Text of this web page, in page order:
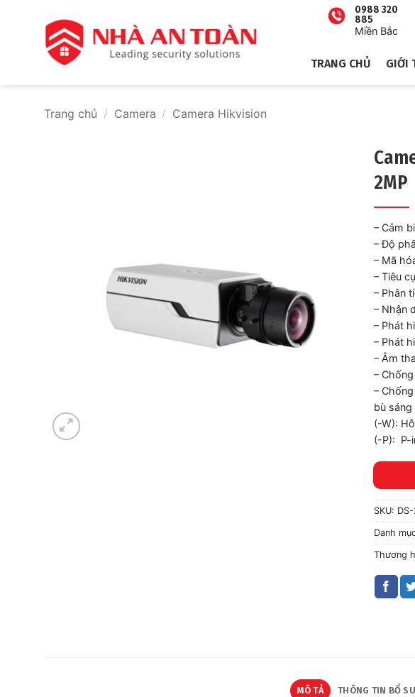
0988 320
885
Miền Bắc
TRANG CHỦ GIỚI
Trang chủ / Camera / Camera Hikvision
2MP
– Cảm
– Độ
– Mã
– Tiêu
– Phân
– Nhận
– Phát
– Phát
– Âm
–
–
bù sáng
(-W):
(-P): P-
SKU:
Danh
Thương
MÔ TẢ THÔNG TIN BỔ